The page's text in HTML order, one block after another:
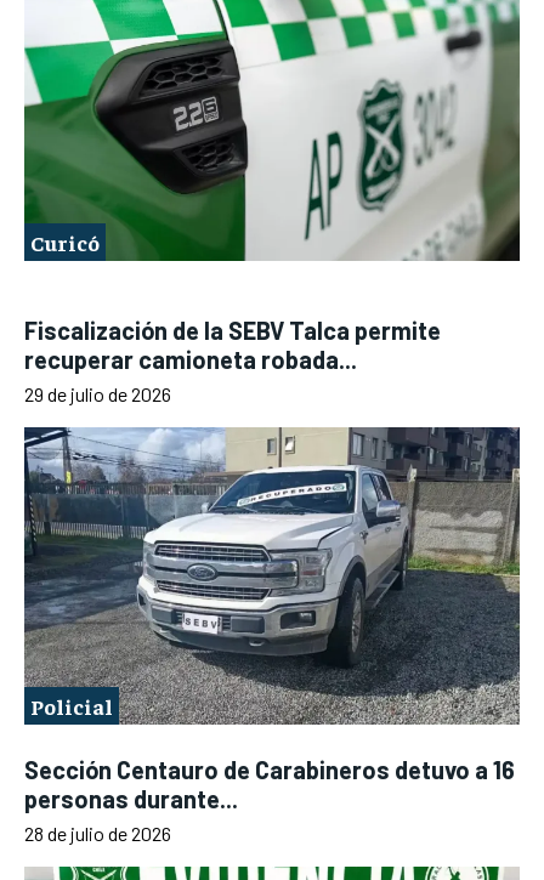
Curicó
Fiscalización de la SEBV Talca permite
recuperar camioneta robada...
29 de julio de 2026
Policial
Sección Centauro de Carabineros detuvo a 16
personas durante...
28 de julio de 2026